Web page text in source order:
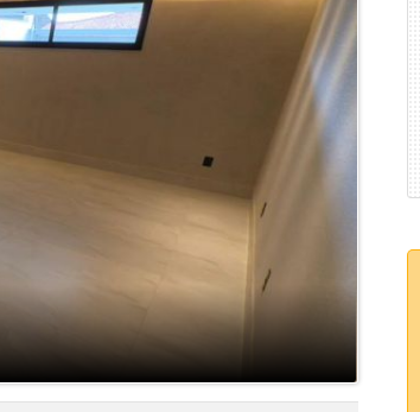
EdifÍcio Cosmopolitan (1)
Edificio Pamplona (1)
Montreux Swiss Residencial (1)
Recanto das Flores (1)